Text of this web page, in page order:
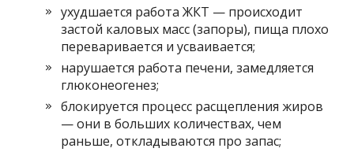
ухудшается работа ЖКТ — происходит
застой каловых масс (запоры), пища плохо
переваривается и усваивается;
нарушается работа печени, замедляется
глюконеогенез;
блокируется процесс расщепления жиров
— они в больших количествах, чем
раньше, откладываются про запас;